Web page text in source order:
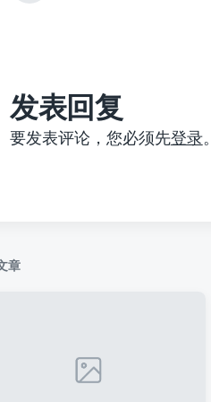
篇
发表回复
要发表评论，您必须先登录。
章